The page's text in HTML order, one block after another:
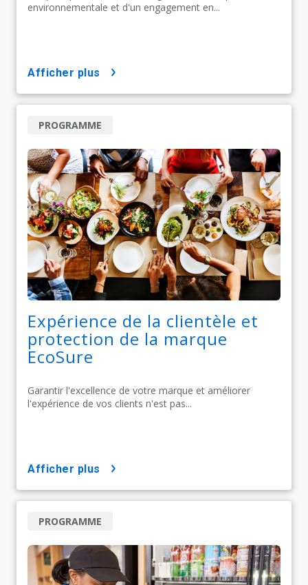
environnementale et d'un engagement en...
afficher plus
Expérience de la clientèle et
protection de la marque
EcoSure
Garantir l'excellence de votre marque et améliorer
l'expérience de vos clients n'est pas...
PROGRAMME
afficher plus
PROGRAMME